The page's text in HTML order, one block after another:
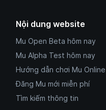
Nội dung website
Mu Open Beta hôm nay
Mu Alpha Test hôm nay
Hướng dẫn chơi Mu Online
Đăng Mu mới miễn phí
Tìm kiếm thông tin